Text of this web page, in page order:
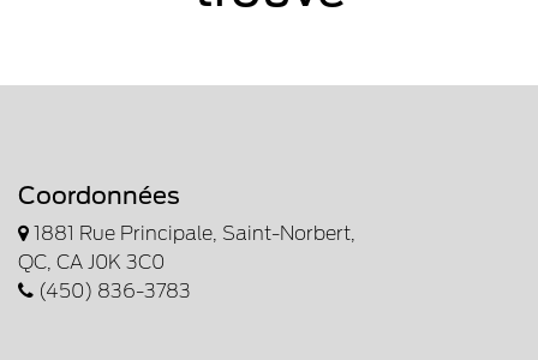
Coordonnées
1881 Rue Principale, Saint-Norbert,
QC, CA J0K 3C0
(450) 836-3783